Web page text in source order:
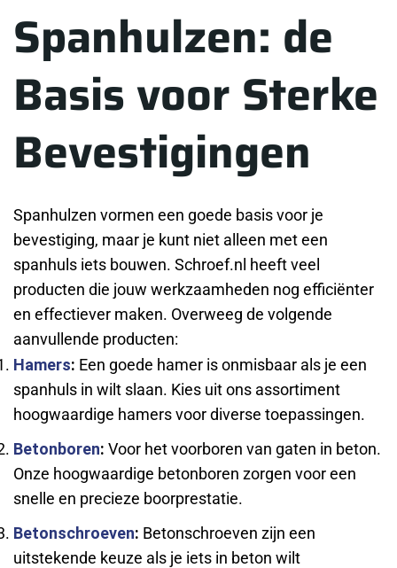
Spanhulzen: de
Basis voor Sterke
Bevestigingen
Spanhulzen vormen een goede basis voor je
bevestiging, maar je kunt niet alleen met een
spanhuls iets bouwen. Schroef.nl heeft veel
producten die jouw werkzaamheden nog efficiënter
en effectiever maken. Overweeg de volgende
aanvullende producten:
Hamers: Een goede hamer is onmisbaar als je een
spanhuls in wilt slaan. Kies uit ons assortiment
hoogwaardige hamers voor diverse toepassingen.
Betonboren: Voor het voorboren van gaten in beton.
Onze hoogwaardige betonboren zorgen voor een
snelle en precieze boorprestatie.
Betonschroeven: Betonschroeven zijn een
uitstekende keuze als je iets in beton wilt